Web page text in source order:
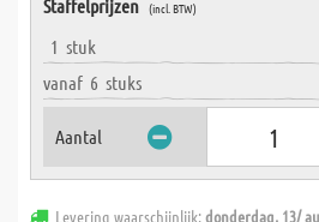
Staffelprijzen (incl. BTW)
1 stuk
vanaf 6 stuks
Aantal
Levering waarschijnlijk:donderdag, 13/